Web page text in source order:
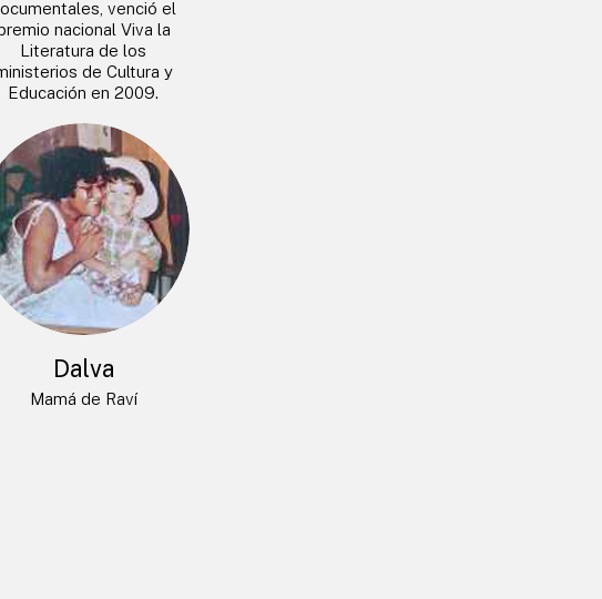
venció el
nacional Viva la
Literatura de los
de Cultura y
Educación en 2009.
Dalva
Mamá de Raví